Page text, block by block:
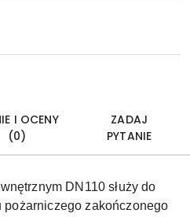
I OCENY
(0)
ZADAJ
PYTANIE
DN110 służy do
pożarniczego zakończonego